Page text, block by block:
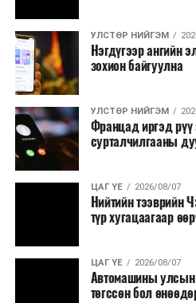
УЛСТӨР НИЙГЭМ
Нэгдүгээр ангийн
зохион байгуулна
УЛСТӨР НИЙГЭМ
Францад иргэд рүү
сурталчилгааны
ЦАГ ҮЕ 2026/08/07
Нийтийн тээврийн
түр хугацаагаар
ЦАГ ҮЕ 2026/08/07
Автомашины улсын
төгссөн бол